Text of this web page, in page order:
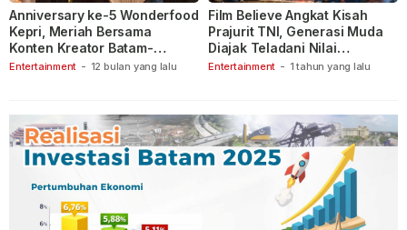
Entertainment - 12 bulan yang lalu
Anniversary ke-5 Wonderfood
Kepri, Meriah Bersama
Konten Kreator Batam-
Tanjungpinang
Entertainment - 1 tahun yang lalu
Film Believe Angkat Kisah
Prajurit TNI, Generasi Muda
Diajak Teladani Nilai
Keberanian